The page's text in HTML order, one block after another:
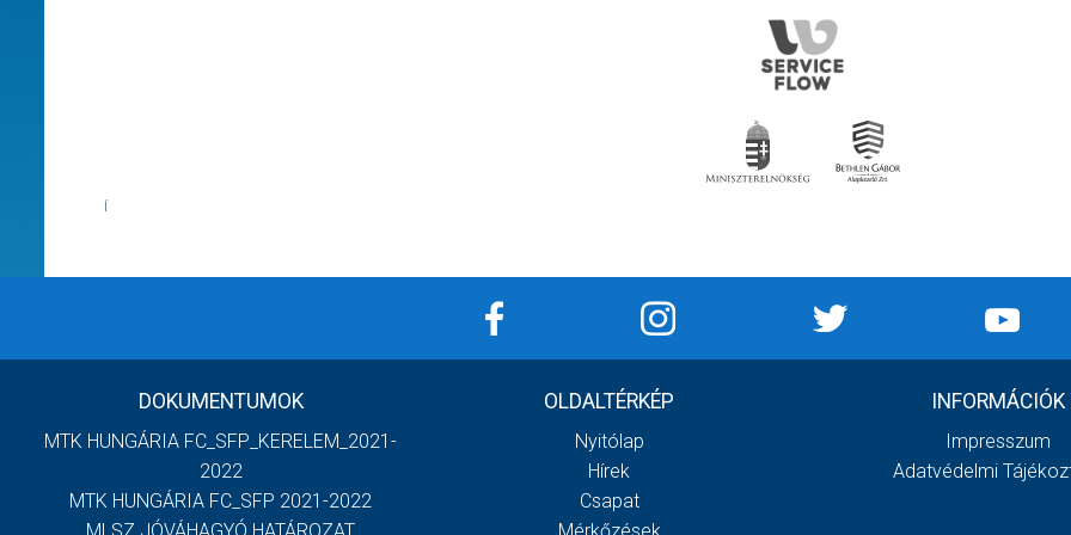
DOKUMENTUMOK
MTK HUNGÁRIA FC_SFP_KERELEM_2021-
2022
MTK HUNGÁRIA FC_SFP 2021-2022
OLDALTÉRKÉP
Nyitólap
Hírek
Csapat
INFORMÁCIÓK
Impresszum
Adatvédelmi